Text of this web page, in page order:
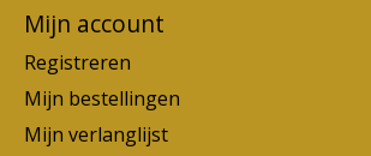
Mijn account
Registreren
Mijn bestellingen
Mijn verlanglijst